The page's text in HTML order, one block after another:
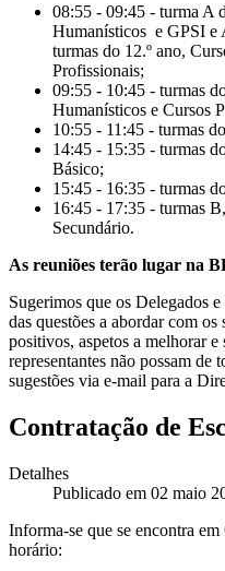
08:55 - 09:45 - turma A
Humanísticos e GPSI e
turmas do 12.º ano,
Profissionais;
09:55 - 10:45 - turmas
Humanísticos e
10:55 - 11:45 - turmas
14:45 - 15:35 - turmas
Básico;
15:45 - 16:35 - turmas
16:45 - 17:35 - turmas
Secundário.
As reuniões terão lugar na
Sugerimos que os Delegados
das questões a abordar com os
positivos, aspetos a melhorar
representantes não possam de
sugestões via e-mail para a
Contratação de
Detalhes
Publicado em 02 maio
Informa-se que se encontra
horário: